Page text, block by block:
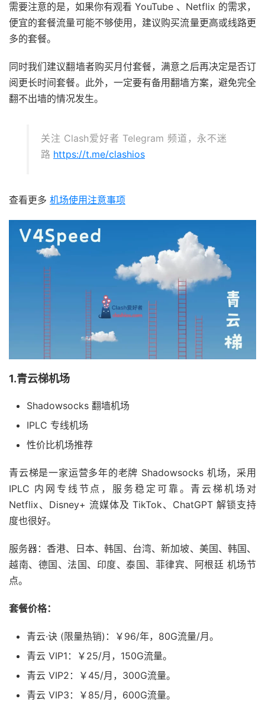
需要注意的是，如果你有观看 YouTube 、Netflix 的需求，
便宜的套餐流量可能不够使用，建议购买流量更高或线路更
多的套餐。
同时我们建议翻墙者购买月付套餐，满意之后再决定是否订
阅更长时间套餐。此外，一定要有备用翻墙方案，避免完全
翻不出墙的情况发生。
关注 Clash爱好者 Telegram 频道，永不迷
路 https://t.me/clashios
查看更多 机场使用注意事项
1.青云梯机场
Shadowsocks 翻墙机场
IPLC 专线机场
性价比机场推荐
青云梯是一家运营多年的老牌 Shadowsocks 机场，采用
IPLC 内网专线节点，服务稳定可靠。青云梯机场对
Netflix、Disney+ 流媒体及 TikTok、ChatGPT 解锁支持
度也很好。
服务器：香港、日本、韩国、台湾、新加坡、美国、韩国、
越南、德国、法国、印度、泰国、菲律宾、阿根廷 机场节
点。
套餐价格：
青云·诀 (限量热销)：￥96/年，80G流量/月。
青云 VIP1：￥25/月，150G流量。
青云 VIP2：￥45/月，300G流量。
青云 VIP3：￥85/月，600G流量。